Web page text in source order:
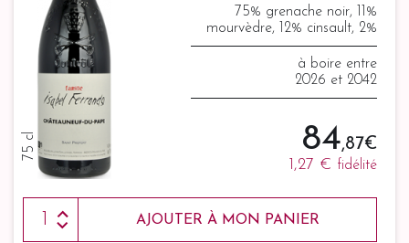
75 cl
75% grenache noir, 11%
mourvèdre, 12% cinsault, 2%
syrah
à boire entre
2026 et 2042
84,87 €
1,27 € fidélité
AJOUTER À MON PANIER